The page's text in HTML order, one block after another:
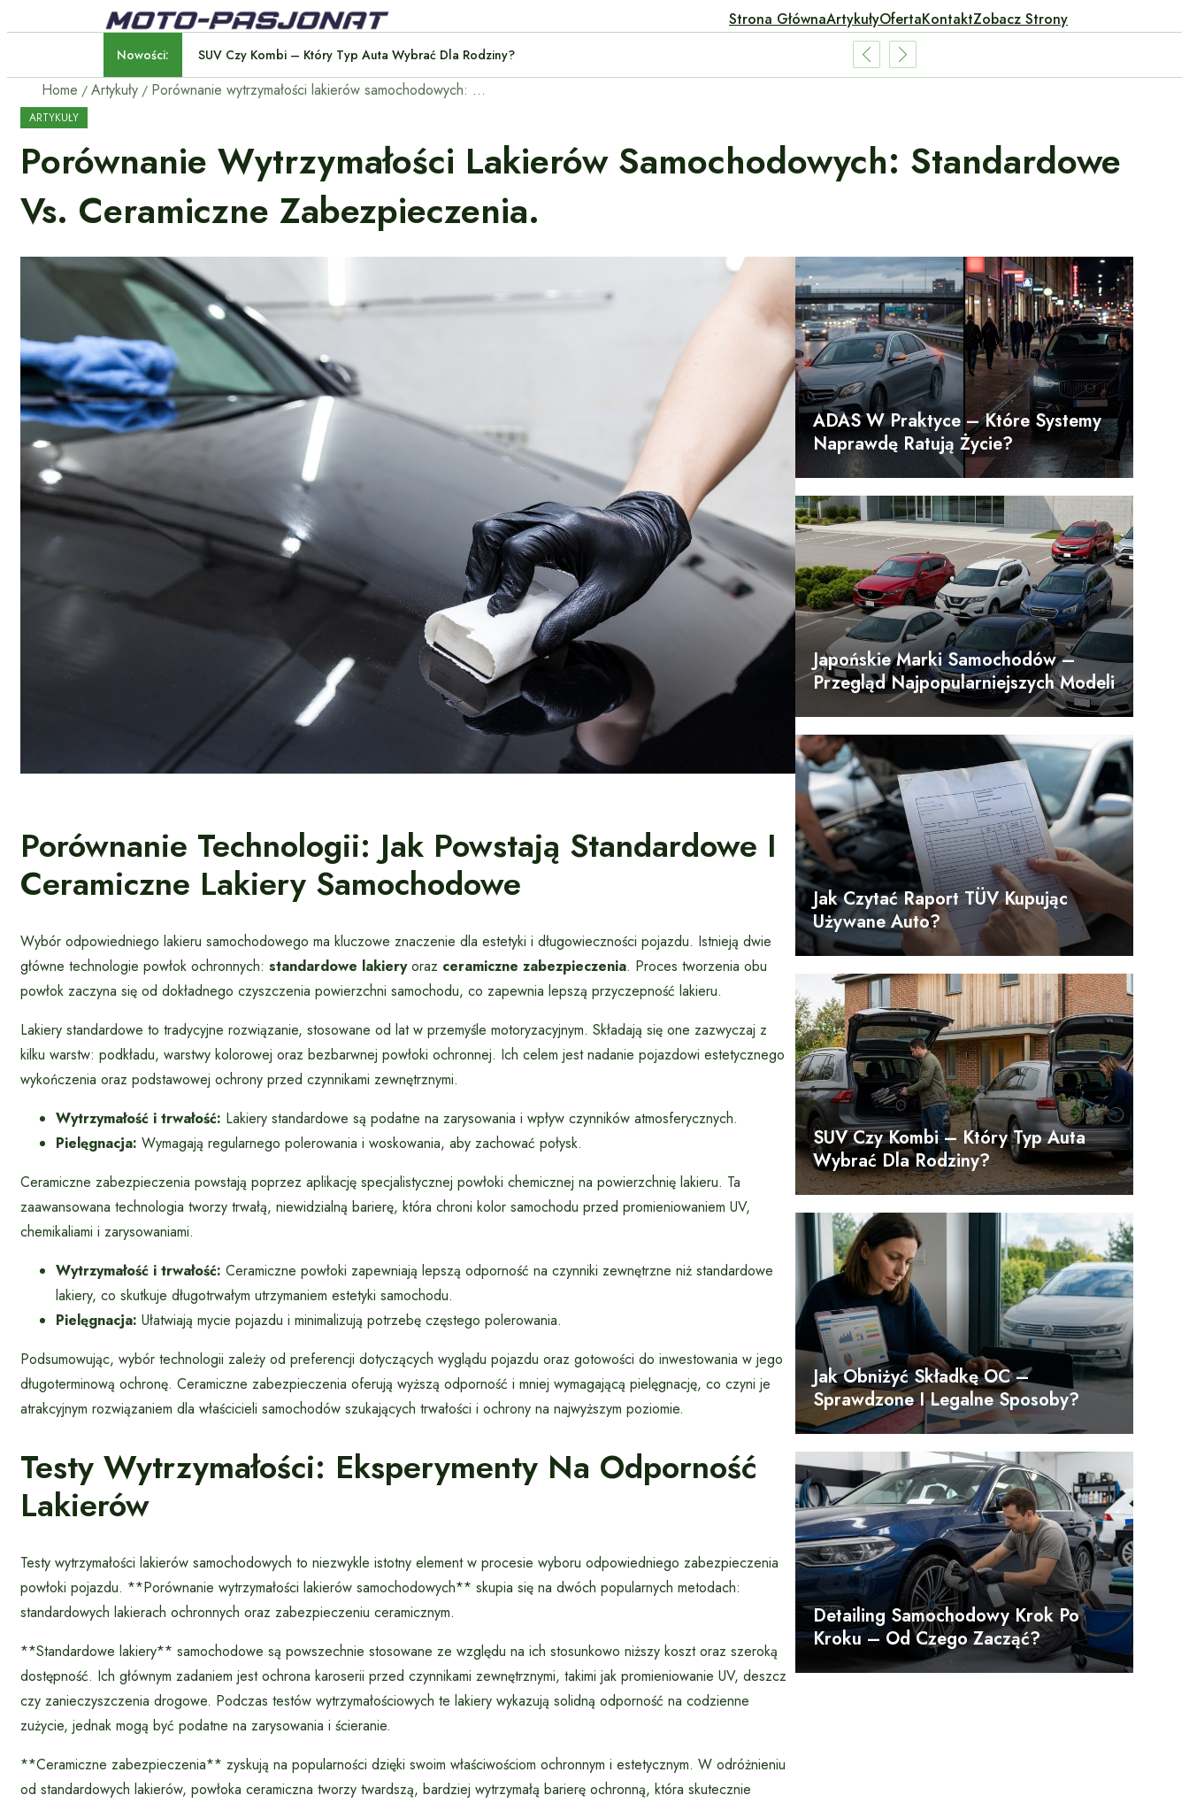
Strona GłównaArtykułyOfertaKontaktZobacz Strony
Nowości: SUV Czy Kombi – Który Typ Auta Wybrać Dla Rodziny?
Home Artykuły Porównanie wytrzymałości lakierów samochodowych: standardowe vs. ceramiczne zabezpieczenia.
ARTYKUŁY
Porównanie Wytrzymałości Lakierów Samochodowych: Standardowe
Vs. Ceramiczne Zabezpieczenia.
Porównanie Technologii: Jak Powstają Standardowe I
Ceramiczne Lakiery Samochodowe
Wybór odpowiedniego lakieru samochodowego ma kluczowe znaczenie dla estetyki i długowieczności pojazdu. Istnieją dwie
główne technologie powłok ochronnych: standardowe lakieryoraz ceramiczne zabezpieczenia. Proces tworzenia obu
powłok zaczyna się od dokładnego czyszczenia powierzchni samochodu, co zapewnia lepszą przyczepność lakieru.
Lakiery standardowe to tradycyjne rozwiązanie, stosowane od lat w przemyśle motoryzacyjnym. Składają się one zazwyczaj z
kilku warstw: podkładu, warstwy kolorowej oraz bezbarwnej powłoki ochronnej. Ich celem jest nadanie pojazdowi estetycznego
wykończenia oraz podstawowej ochrony przed czynnikami zewnętrznymi.
Wytrzymałość i trwałość: Lakiery standardowe są podatne na zarysowania i wpływ czynników atmosferycznych.
Pielęgnacja: Wymagają regularnego polerowania i woskowania, aby zachować połysk.
Ceramiczne zabezpieczenia powstają poprzez aplikację specjalistycznej powłoki chemicznej na powierzchnię lakieru. Ta
zaawansowana technologia tworzy trwałą, niewidzialną barierę, która chroni kolor samochodu przed promieniowaniem UV,
chemikaliami i zarysowaniami.
Wytrzymałość i trwałość: Ceramiczne powłoki zapewniają lepszą odporność na czynniki zewnętrzne niż standardowe
lakiery, co skutkuje długotrwałym utrzymaniem estetyki samochodu.
Pielęgnacja: Ułatwiają mycie pojazdu i minimalizują potrzebę częstego polerowania.
Podsumowując, wybór technologii zależy od preferencji dotyczących wyglądu pojazdu oraz gotowości do inwestowania w jego
długoterminową ochronę. Ceramiczne zabezpieczenia oferują wyższą odporność i mniej wymagającą pielęgnację, co czyni je
atrakcyjnym rozwiązaniem dla właścicieli samochodów szukających trwałości i ochrony na najwyższym poziomie.
Testy Wytrzymałości: Eksperymenty Na Odporność
Lakierów
Testy wytrzymałości lakierów samochodowych to niezwykle istotny element w procesie wyboru odpowiedniego zabezpieczenia
powłoki pojazdu. **Porównanie wytrzymałości lakierów samochodowych** skupia się na dwóch popularnych metodach:
standardowych lakierach ochronnych oraz zabezpieczeniu ceramicznym.
**Standardowe lakiery** samochodowe są powszechnie stosowane ze względu na ich stosunkowo niższy koszt oraz szeroką
dostępność. Ich głównym zadaniem jest ochrona karoserii przed czynnikami zewnętrznymi, takimi jak promieniowanie UV, deszcz
czy zanieczyszczenia drogowe. Podczas testów wytrzymałościowych te lakiery wykazują solidną odporność na codzienne
zużycie, jednak mogą być podatne na zarysowania i ścieranie.
**Ceramiczne zabezpieczenia** zyskują na popularności dzięki swoim właściwościom ochronnym i estetycznym. W odróżnieniu
od standardowych lakierów, powłoka ceramiczna tworzy twardszą, bardziej wytrzymałą barierę ochronną, która skutecznie
ADAS W Praktyce – Które Systemy
Naprawdę Ratują Życie?
Japońskie Marki Samochodów –
Przegląd Najpopularniejszych Modeli
Jak Czytać Raport TÜV Kupując
Używane Auto?
SUV Czy Kombi – Który Typ Auta
Wybrać Dla Rodziny?
Jak Obniżyć Składkę OC –
Sprawdzone I Legalne Sposoby?
Detailing Samochodowy Krok Po
Kroku – Od Czego Zacząć?